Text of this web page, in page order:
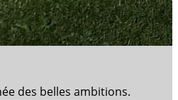
des belles ambitions.